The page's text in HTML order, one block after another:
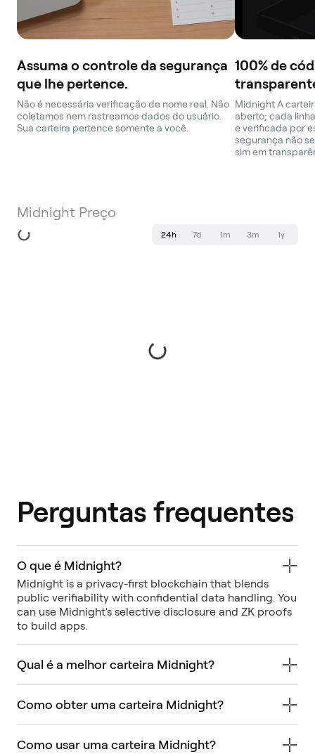
Assuma o controle da segurança
que lhe pertence.
Não é necessária verificação de nome real. Não
coletamos nem rastreamos dados do usuário.
Sua carteira pertence somente a você.
100% de
Midnight A
aberto; cada
e verificada por
segurança não
sim em
Midnight Preço
24h 7d 1m 3m 1y
Perguntas frequentes
O que é Midnight?
Midnight is a privacy-first blockchain that blends
public verifiability with confidential data handling. You
can use Midnight's selective disclosure and ZK proofs
to build apps.
Qual é a melhor carteira Midnight?
Como obter uma carteira Midnight?
Como usar uma carteira Midnight?